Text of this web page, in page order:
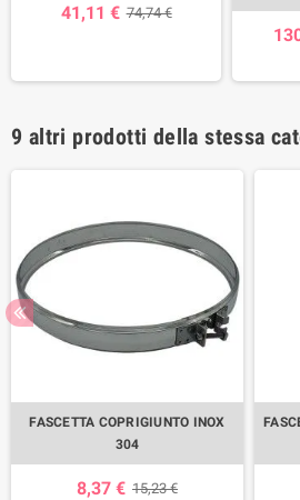
41,11 € 74,74 €
9 altri prodotti della stessa
FASCETTA COPRIGIUNTO INOX
304
8,37 € 15,23 €